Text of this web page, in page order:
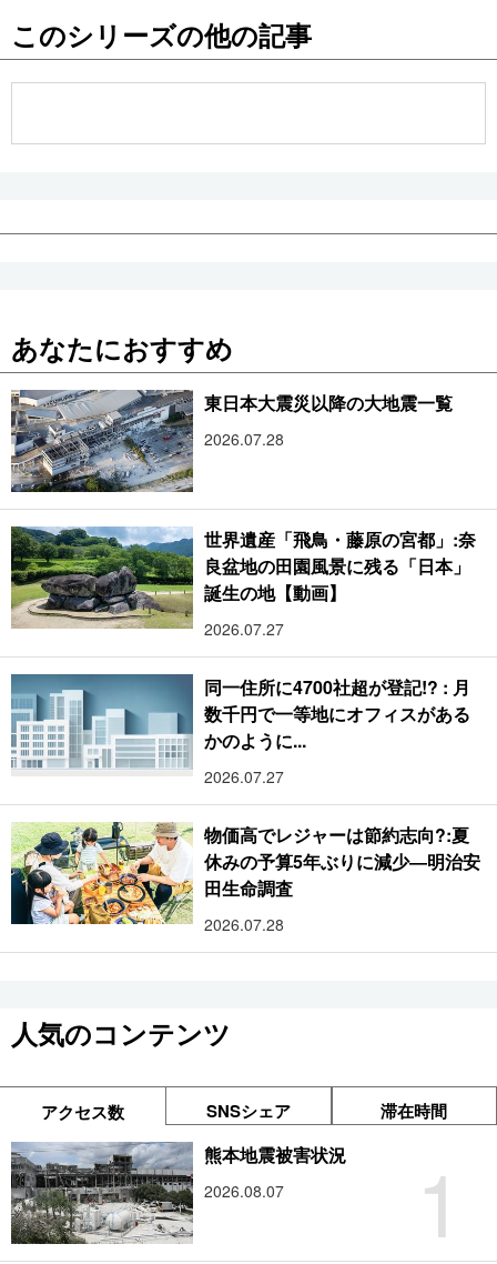
このシリーズの他の記事
あなたにおすすめ
東日本大震災以降の大地震一覧
2026.07.28
世界遺産「飛鳥・藤原の宮都」:奈
良盆地の田園風景に残る「日本」
誕生の地【動画】
2026.07.27
同一住所に4700社超が登記!? : 月
数千円で一等地にオフィスがある
かのように...
2026.07.27
物価高でレジャーは節約志向?:夏
休みの予算5年ぶりに減少―明治安
田生命調査
2026.07.28
人気のコンテンツ
アクセス数 SNSシェア 滞在時間
1
熊本地震被害状況
2026.08.07